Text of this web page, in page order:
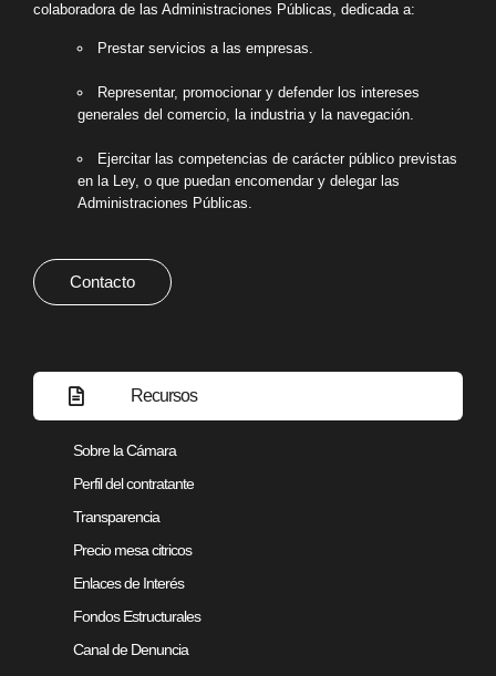
colaboradora de las Administraciones Públicas, dedicada a:
Prestar servicios a las empresas.
Representar, promocionar y defender los intereses
generales del comercio, la industria y la navegación.
Ejercitar las competencias de carácter público previstas
en la Ley, o que puedan encomendar y delegar las
Administraciones Públicas.
Contacto
Recursos
Sobre la Cámara
Perfil del contratante
Transparencia
Precio mesa citricos
Enlaces de Interés
Fondos Estructurales
Canal de Denuncia